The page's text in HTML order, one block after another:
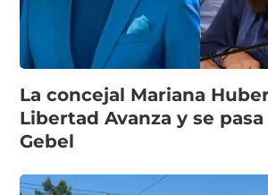
La concejal Mariana
Libertad Avanza y se
Gebel